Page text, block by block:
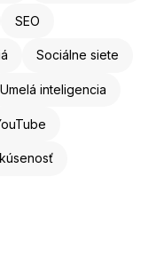
SEO
Sociálne siete
Umelá inteligencia